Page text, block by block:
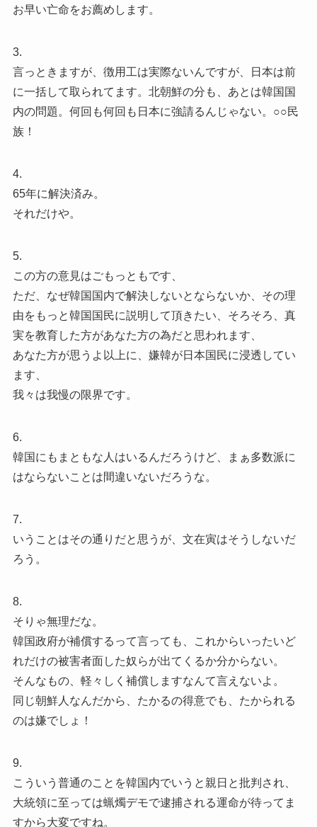
お早い亡命をお薦めします。
3.
言っときますが、徴用工は実際ないんですが、日本は前
に一括して取られてます。北朝鮮の分も、あとは韓国国
内の問題。何回も何回も日本に強請るんじゃない。○○民
族！
4.
65年に解決済み。
それだけや。
5.
この方の意見はごもっともです、
ただ、なぜ韓国国内で解決しないとならないか、その理
由をもっと韓国国民に説明して頂きたい、そろそろ、真
実を教育した方があなた方の為だと思われます、
あなた方が思うよ以上に、嫌韓が日本国民に浸透してい
ます、
我々は我慢の限界です。
6.
韓国にもまともな人はいるんだろうけど、まぁ多数派に
はならないことは間違いないだろうな。
7.
いうことはその通りだと思うが、文在寅はそうしないだ
ろう。
8.
そりゃ無理だな。
韓国政府が補償するって言っても、これからいったいど
れだけの被害者面した奴らが出てくるか分からない。
そんなもの、軽々しく補償しますなんて言えないよ。
同じ朝鮮人なんだから、たかるの得意でも、たかられる
のは嫌でしょ！
9.
こういう普通のことを韓国内でいうと親日と批判され、
大統領に至っては蝋燭デモで逮捕される運命が待ってま
すから大変ですね。